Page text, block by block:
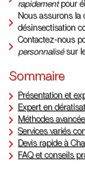
rapidementpour
Nous assurons la
désinsectisation
Contactez-nous
personnalisésur
Sommaire
Présentation et
Expert en
Méthodes
Services variés
Devis rapide à
FAQ et conseils